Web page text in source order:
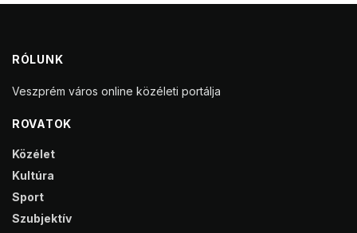
RÓLUNK
Veszprém város online közéleti portálja
ROVATOK
Közélet
Kultúra
Sport
Szubjektív